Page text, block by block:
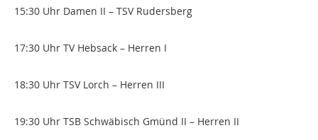
15:30 Uhr Damen II – TSV Rudersberg
17:30 Uhr TV Hebsack – Herren I
18:30 Uhr TSV Lorch – Herren III
19:30 Uhr TSB Schwäbisch Gmünd II – Herren II